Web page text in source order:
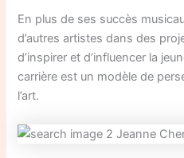
En plus de ses succès
d’autres artistes dans des
d’inspirer et d’influencer la
carrière est un modèle de
l’art.